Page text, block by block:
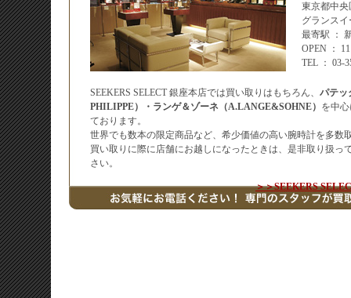
東京都中央
グランス
最寄駅 ：
OPEN ：
TEL ： 03-
SEEKERS SELECT 銀座本店では買い取りはもちろん、 パテッ
PHILIPPE）・ランゲ＆ゾーネ（A.LANGE&SOHNE） を中
ております。
世界でも数本の限定商品など、希少価値の高い腕時計を多数
買い取りに際に店舗にお越しになったときは、是非取り扱っ
さい。
＞＞SEEKERS